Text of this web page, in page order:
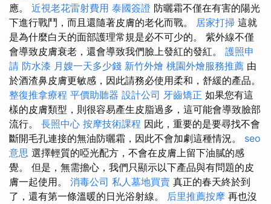
應。 近視老花雷射費用 泰國簽證 防曬霜不僅在有害的陽光
下進行戰鬥，而且還隨著皮膚的老化而戰。 居家打掃 這就
是為什麼白天的面部護理常規是必不可少的。 紫外線不僅
會導致皮膚衰老，還會導致我們臉上發紅的發紅。 護照申
請 防水漆 月嫂一天多少錢 新竹外燴 桃園外燴服務推薦 由
於酒渣鼻皮膚更敏感，因此請務必使用柔和，舒緩的產品。
整復推拿療程 平價助聽器 設計公司 牙齒矯正 如果您有這
樣的皮膚類型，則很容易產生皮脂過多，這可能會導致臉部
流行。 長照中心 按摩技術課程 因此，重要的是要尋找不會
斷開毛孔連接的無油防曬霜，因此不會加劇這種情況。 seo
意思 選擇輕質的啞光配方，不會在皮膚上留下油膩的感
覺。 但是，無需擔心，我們只顯示以下產品與有問題的皮
膚一起使用。 消毒公司 私人墓地買賣 真正的春天終於到
了，還有第一條溫暖的日光浴射線。 后里推薦按摩 再也沒